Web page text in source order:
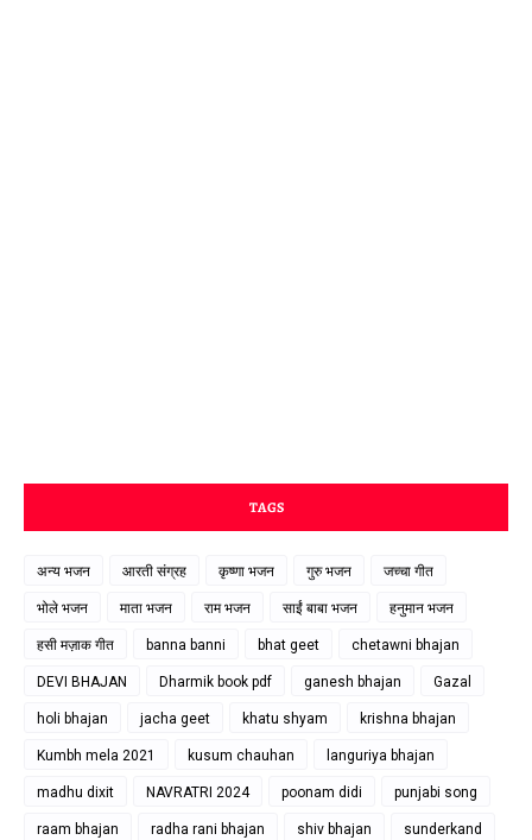
TAGS
अन्य भजन आरती संग्रह कृष्णा भजन गुरु भजन जच्चा गीत
भोले भजन माता भजन राम भजन साईं बाबा भजन हनुमान भजन
हसी मज़ाक गीत banna banni bhat geet chetawni bhajan
DEVI BHAJAN Dharmik book pdf ganesh bhajan Gazal
holi bhajan jacha geet khatu shyam krishna bhajan
Kumbh mela 2021 kusum chauhan languriya bhajan
madhu dixit NAVRATRI 2024 poonam didi punjabi song
raam bhajan radha rani bhajan shiv bhajan sunderkand